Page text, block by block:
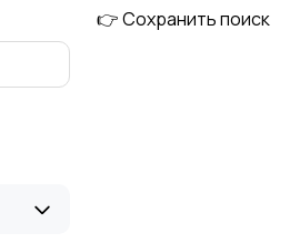
👉 Сохранить поиск